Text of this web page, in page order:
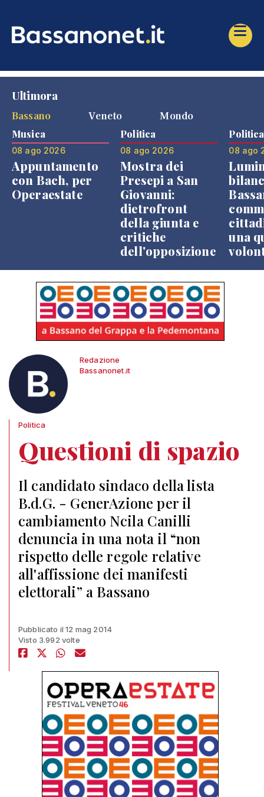
Ultimora
Bassano
Veneto Mondo
Musica
08 ago 2026
Appuntamento
con Bach, per
Operaestate
Politica
08 ago 2026
Mostra dei
Presepi a San
Giovanni:
dietrofront
della giunta e
critiche
dell'opposizione
Politica
08 ago
una
Redazione
Bassanonet.it
Politica
Questioni di spazio
Il candidato sindaco della lista
B.d.G. - GenerAzione per il
cambiamento Ncila Canilli
denuncia in una nota il “non
rispetto delle regole relative
all'affissione dei manifesti
elettorali” a Bassano
Pubblicato il 12 mag 2014
Visto 3.992 volte